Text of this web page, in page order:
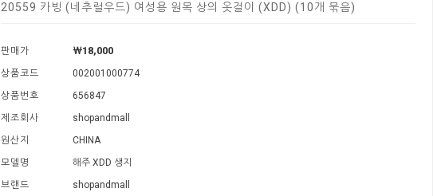
20559 카빙 (네추럴우드) 여성용 원목 상의 옷걸이 (XDD) (10개 묶음)
판매가 ￦18,000
상품코드
002001000774
상품번호
656847
제조회사
shopandmall
원산지
CHINA
모델명
해주 XDD 생지
브랜드
shopandmall